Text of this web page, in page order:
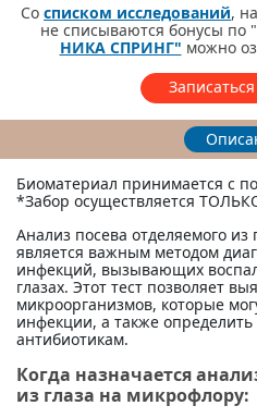
Со списком исследований,
не списываются бонусы по "
НИКА СПРИНГ" можно
Биоматериал принимается с
*Забор осуществляется
Анализ посева отделяемого из
является важным методом
инфекций, вызывающих
глазах. Этот тест позволяет
микроорганизмов, которые
инфекции, а также определить
антибиотикам.
Когда назначается
из глаза на микрофлору: